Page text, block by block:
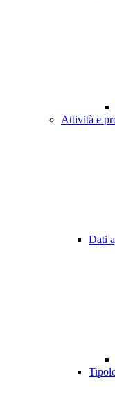
Attività e
Dati